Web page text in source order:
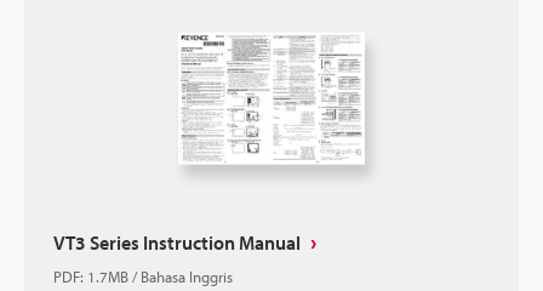
VT3 Series Instruction Manual
PDF: 1.7MB/Bahasa Inggris